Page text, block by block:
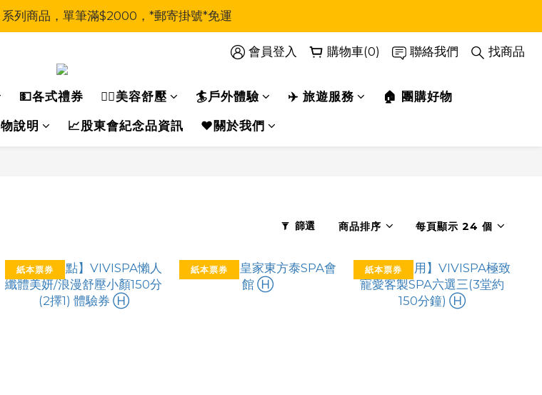
系列商品，單筆滿$2000，*郵寄掛號*免運
會員登入 購物車(0) 聯絡我們 找商品
💵各式禮券 🧖‍♀美容舒壓 🏄戶外體驗 ✈️ 旅遊服務 🏠 團購好物
說明 📈股東會紀念品資訊 ❤️關於我們
篩選 商品排序 每頁顯示 24 個
紙本票券 紙本票券 紙本票券